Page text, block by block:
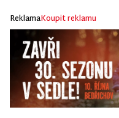
ReklamaKoupit reklamu